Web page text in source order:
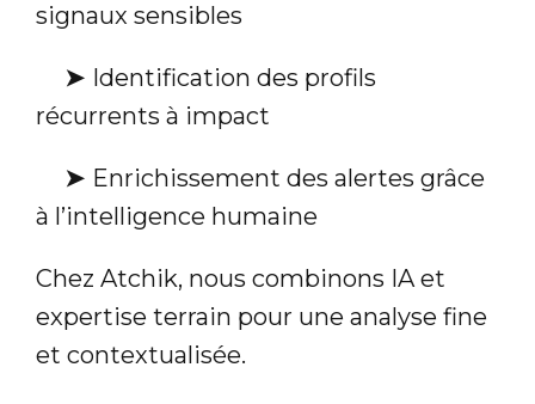
signaux sensibles
➤ Identification des profils
récurrents à impact
➤ Enrichissement des alertes grâce
à l’intelligence humaine
Chez Atchik, nous combinons IA et
expertise terrain pour une analyse fine
et contextualisée.